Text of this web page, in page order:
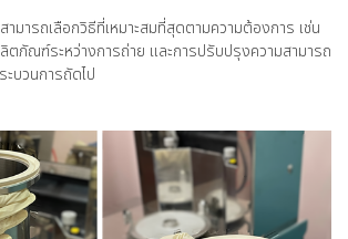
มารถเลือกวิธีที่เหมาะสมที่สุดตามความต้องการ เช่น
ภัณฑ์ระหว่างการถ่าย และการปรับปรุงความสามารถ
บวนการถัดไป